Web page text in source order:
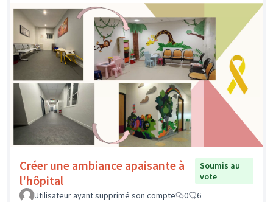
Créer une ambiance apaisante à
l'hôpital
Soumis au
vote
Utilisateur ayant supprimé son compte
0 6